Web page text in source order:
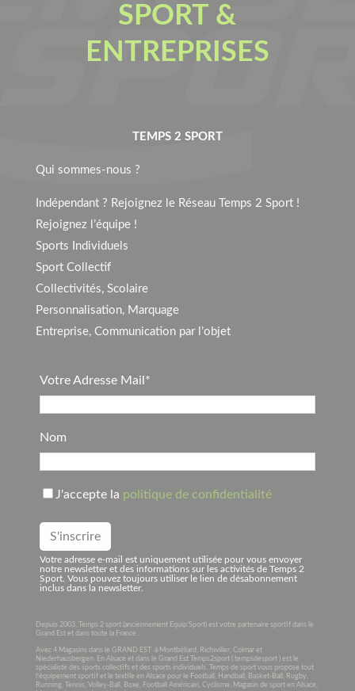
SPORT &
ENTREPRISES
TEMPS 2 SPORT
Qui sommes-nous ?
Indépendant ? Rejoignez le Réseau Temps 2 Sport !
Rejoignez l’équipe !
Sports Individuels
Sport Collectif
Collectivités, Scolaire
Personnalisation, Marquage
Entreprise, Communication par l’objet
Votre Adresse Mail*
Nom
J'accepte la politique de confidentialité
Votre adresse e-mail est uniquement utilisée pour vous envoyer
notre newsletter et des informations sur les activités de Temps 2
Sport. Vous pouvez toujours utiliser le lien de désabonnement
inclus dans la newsletter.
Depuis 2003, Temps 2 sport (anciennement Equip’Sport) est votre partenaire sportif dans le
Grand Est et dans toute la France .
Avec 4 Magasins dans le GRAND EST à Montbéliard, Richwiller, Colmar et
Niederhausbergen. En Alsace et dans le Grand Est Temps2sport ( tempsdesport ) est le
spécialiste des sports collectifs et des sports individuels. Temps de sport vous propose tout
l’équipement sportif et le textile en Alsace pour le Football, Handball, Basket-Ball, Rugby,
Running, Tennis, Volley-Ball, Boxe, Football Américain, Cyclisme. Magasin de sport en Alsace,